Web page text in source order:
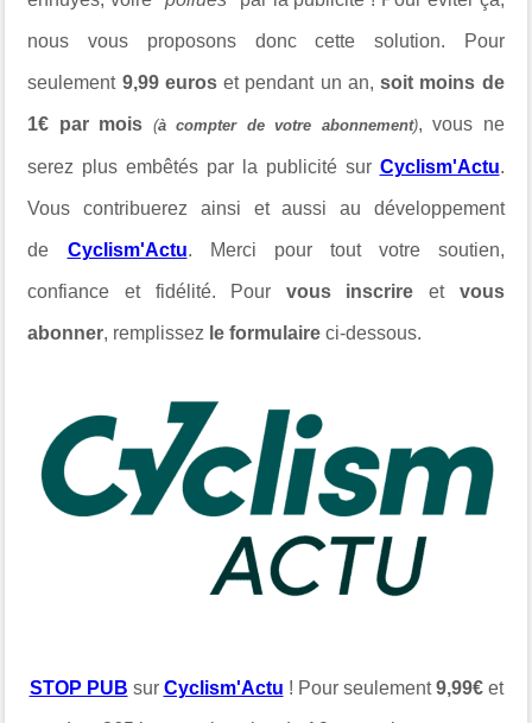
nous vous proposons donc cette solution. Pour
seulement 9,99 euroset pendant un an,soit moins de
1€ par mois (à compter de votre abonnement), vous ne
serez plus embêtés par la publicité sur Cyclism'Actu.
Vous contribuerez ainsi et aussi au développement
de Cyclism'Actu. Merci pour tout votre soutien,
confiance et fidélité. Pour vous inscrire etvous
abonner, remplissez le formulaireci-dessous.
STOP PUB sur Cyclism'Actu ! Pour seulement9,99€et